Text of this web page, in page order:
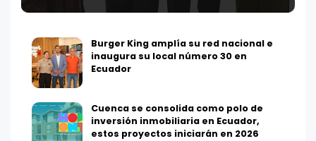
Burger King amplía su red nacional e
inaugura su local número 30 en
Ecuador
Cuenca se consolida como polo de
inversión inmobiliaria en Ecuador,
estos proyectos iniciarán en 2026